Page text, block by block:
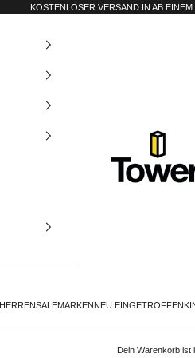
KOSTENLOSER VERSAND IN AB
Tower-London.De
HERRENSALEMARKEN NEU EINGETROFFEN
Dein Warenkorb ist